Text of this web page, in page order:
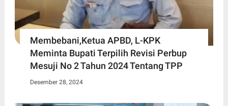
Membebani,Ketua APBD, L-KPK
Meminta Bupati Terpilih Revisi Perbup
Mesuji No 2 Tahun 2024 Tentang TPP
Desember 28, 2024